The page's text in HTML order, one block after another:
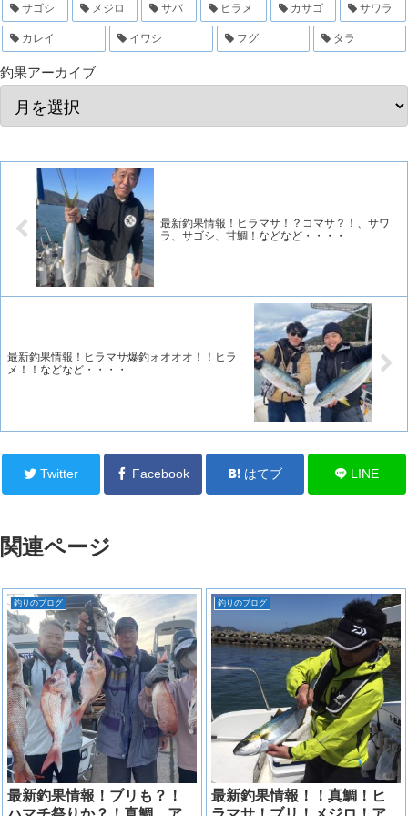
サゴシ メジロ サバ ヒラメ カサゴ サワラ
カレイ イワシ フグ タラ
釣果アーカイブ
最新釣果情報！ヒラマサ！？コマサ？！、サワ
ラ、サゴシ、甘鯛！などなど・・・・
最新釣果情報！ヒラマサ爆釣ォオオオ！！ヒラ
メ！！などなど・・・・
Twitter Facebook はてブ LINE
関連ページ
釣りのブログ
最新釣果情報！ブリも？！
釣りのブログ
最新釣果情報！！真鯛！ヒ